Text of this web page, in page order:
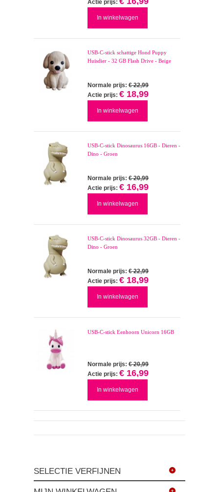
Actie prijs:
In winkelwagen
USB-C-stick schattige Hond Puppy
Huisdier - 32 GB Flash Drive - Beige
Normale prijs: € 22,99
Actie prijs: € 18,99
In winkelwagen
USB-C-stick Dinosaurus 16GB - Dieren -
Dino - Groen
Normale prijs: € 20,99
Actie prijs: € 16,99
In winkelwagen
USB-C-stick Dinosaurus 32GB - Dieren -
Dino - Groen
Normale prijs: € 22,99
Actie prijs: € 18,99
In winkelwagen
USB-C-stick Eenhoorn Unicorn 16GB
Normale prijs: € 20,99
Actie prijs: € 16,99
In winkelwagen
SELECTIE VERFIJNEN